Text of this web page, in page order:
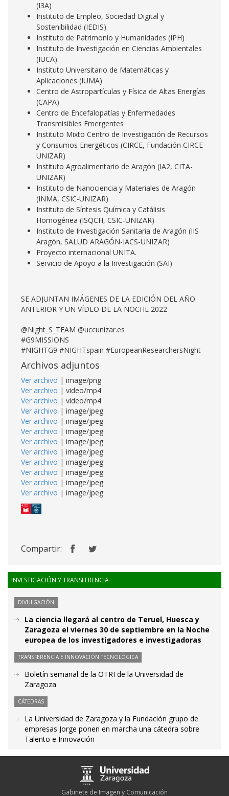
(I3A)
Instituto de Empleo, Sociedad Digital y
Sostenibilidad (IEDIS)
Instituto de Patrimonio y Humanidades (IPH)
Instituto de Investigación en Ciencias Ambientales
(IUCA)
Instituto Universitario de Matemáticas y
Aplicaciones (IUMA)
Centro de Astropartículas y Física de Altas Energías
(CAPA)
Centro de Encefalopatías y Enfermedades
Transmisibles Emergentes
Instituto Mixto Centro de Investigación de Recursos
y Consumos Energéticos (CIRCE, Fundación CIRCE-
UNIZAR)
Instituto Agroalimentario de Aragón (IA2, CITA-
UNIZAR)
Instituto de Nanociencia y Materiales de Aragón
(INMA, CSIC-UNIZAR)
Instituto de Síntesis Química y Catálisis
Homogénea (ISQCH, CSIC-UNIZAR)
Instituto de Investigación Sanitaria de Aragón (IIS
Aragón, SALUD ARAGÓN-IACS-UNIZAR)
Proyecto internacional UNITA.
Servicio de Apoyo a la Investigación (SAI)
SE ADJUNTAN IMÁGENES DE LA EDICIÓN DEL AÑO
ANTERIOR Y UN VÍDEO DE LA NOCHE 2022
@Night_S_TEAM @uccunizar.es
#G9MISSIONS
#NIGHTG9 #NIGHTspain #EuropeanResearchersNight
Archivos adjuntos
Ver archivo | image/png
Ver archivo | video/mp4
Ver archivo | video/mp4
Ver archivo | image/jpeg
Ver archivo | image/jpeg
Ver archivo | image/jpeg
Ver archivo | image/jpeg
Ver archivo | image/jpeg
Ver archivo | image/jpeg
Ver archivo | image/jpeg
Ver archivo | image/jpeg
Ver archivo | image/jpeg
Compartir:
INVESTIGACIÓN Y TRANSFERENCIA
DIVULGACIÓN
La ciencia llegará al centro de Teruel, Huesca y
Zaragoza el viernes 30 de septiembre en la Noche
europea de los investigadores e investigadoras
TRANSFERENCIA E INNOVACIÓN TECNOLÓGICA
Boletín semanal de la OTRI de la Universidad de
Zaragoza
CÁTEDRAS
La Universidad de Zaragoza y la Fundación grupo de
empresas Jorge ponen en marcha una cátedra sobre
Talento e Innovación
Gabinete de Imagen y Comunicación